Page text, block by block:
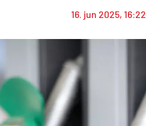
16. jun 2025, 16:22